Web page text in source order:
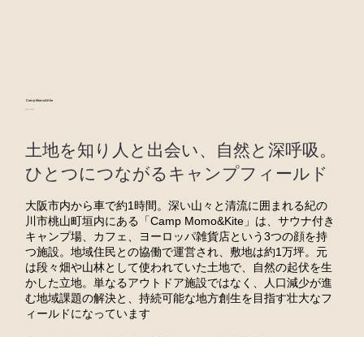
Camp Momo&Kite
土地を知り人と出会い、自然と深呼吸。
ひとつにつながるキャンプフィールド
大阪市内から車で約1時間。深い山々と清流に囲まれる紀の
川市桃山町垣内にある「Camp Momo&Kite」は、サウナ付き
キャンプ場、カフェ、ヨーロッパ雑貨店という3つの顔を持
つ施設。地域住民との協働で運営され、敷地は約1万坪。元
は段々畑や山林として使われていた土地で、自然の起伏を生
かした立地。単なるアウトドア施設ではなく、人口減少が進
む地域課題の解決と、持続可能な地方創生を目指す壮大なフ
ィールドになっています